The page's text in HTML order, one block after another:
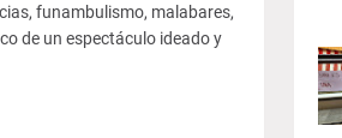
funambulismo, malabares,
de un espectáculo ideado y